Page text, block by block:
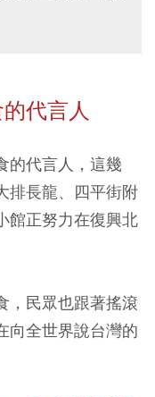
代言人
的代言人，這幾
排長龍、四平街附
館正努力在復興北
，民眾也跟著搖滾
向全世界說台灣的